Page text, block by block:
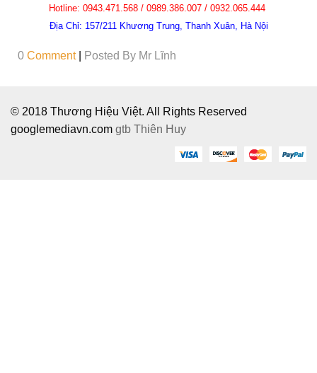
Hotline: 0943.471.568 / 0989.386.007 / 0932.065.444
Địa Chỉ: 157/211 Khương Trung, Thanh Xuân, Hà Nội
0 Comment Posted By Mr Lĩnh
© 2018 Thương Hiệu Việt. All Rights Reserved
googlemediavn.com gtb Thiên Huy